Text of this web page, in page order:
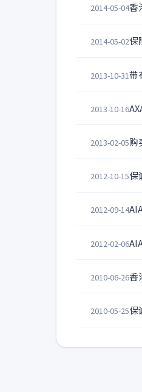
2014-05-04香
2014-05-02保
2013-10-31带
2013-10-16
2013-02-05购
2012-10-15保
2012-09-14
2012-02-06
2010-06-26香
2010-05-25保